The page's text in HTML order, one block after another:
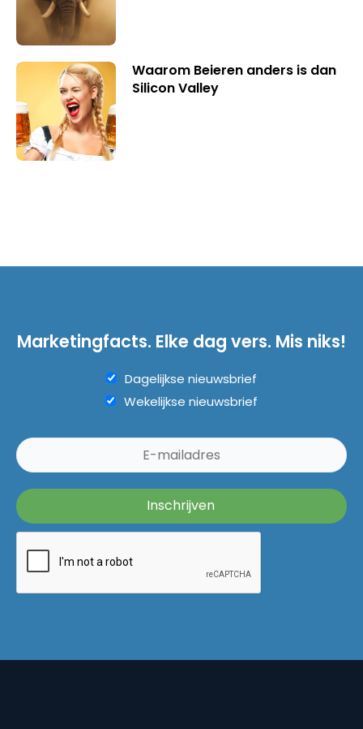
Waarom Beieren anders is dan
Silicon Valley
Marketingfacts. Elke dag vers. Mis niks!
Dagelijkse nieuwsbrief
Wekelijkse nieuwsbrief